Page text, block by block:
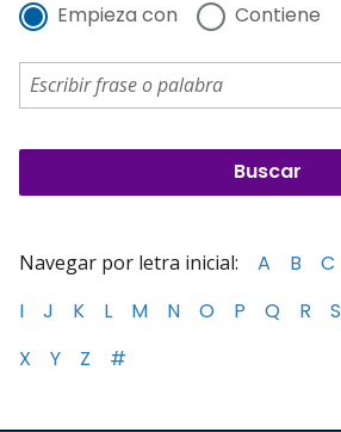
Empieza con Contiene
Navegar por letra inicial: A B C
I
J K L M N O P Q R S
X
Y Z #